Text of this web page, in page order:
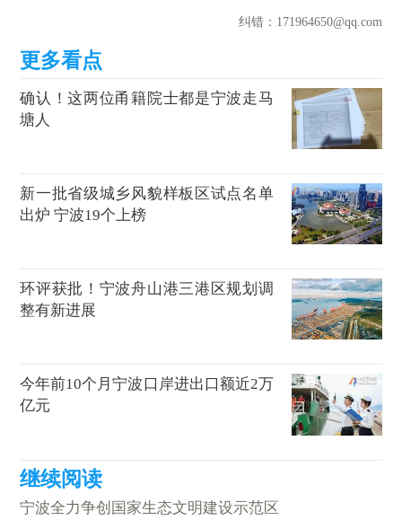
纠错：171964650@qq.com
确认！这两位甬籍院士都是宁波走马
塘人
新一批省级城乡风貌样板区试点名单
出炉 宁波19个上榜
环评获批！宁波舟山港三港区规划调
整有新进展
今年前10个月宁波口岸进出口额近2万
亿元
宁波全力争创国家生态文明建设示范区